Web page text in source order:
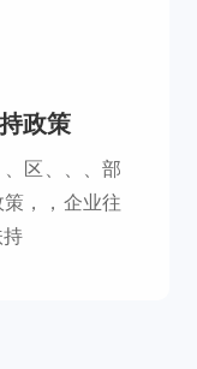
政策
、区、、、部
，，企业往